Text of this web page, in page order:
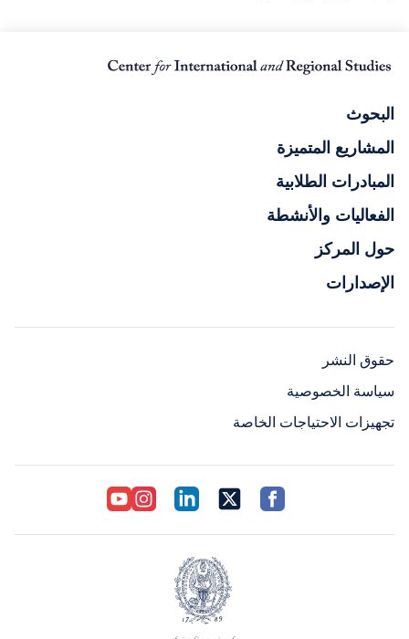
البحوث
المشاريع المتميزة
المبادرات الطلابية
الفعاليات والأنشطة
حول المركز
الإصدارات
حقوق النشر
سياسة الخصوصية
تجهيزات الاحتياجات الخاصة